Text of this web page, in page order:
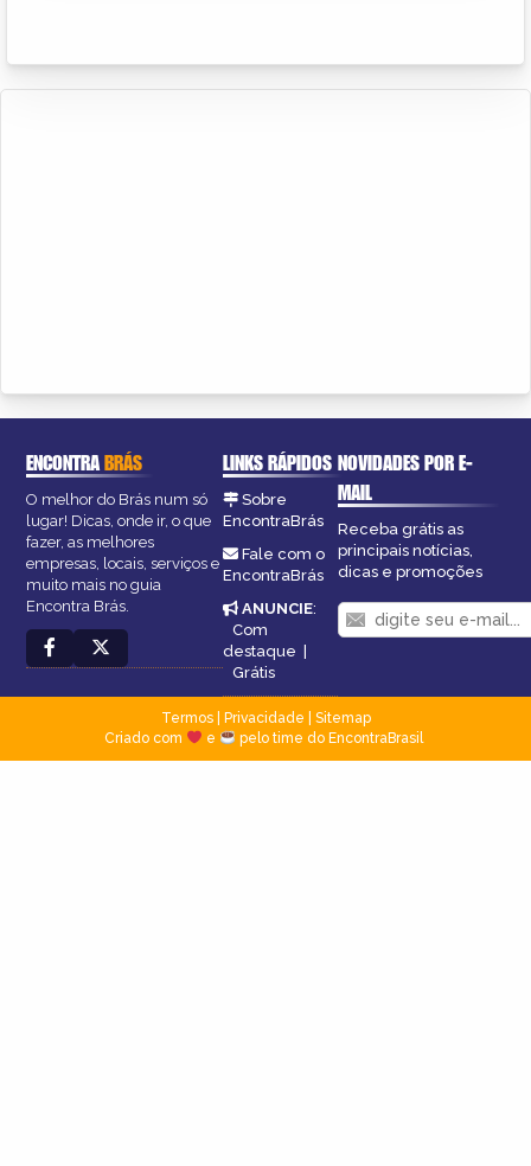
ENCONTRABRÁS
O melhor do Brás num só
lugar! Dicas, onde ir, o que
fazer, as melhores
empresas, locais, serviços e
muito mais no guia
Encontra Brás.
LINKS RÁPIDOS
Sobre
EncontraBrás
Fale com o
EncontraBrás
ANUNCIE:
Com
destaque |
Grátis
NOVIDADES POR E-
MAIL
Receba grátis as
principais notícias,
dicas e promoções
Termos| Privacidade
Sitemap
Criado com
e pelo time do EncontraBrasil